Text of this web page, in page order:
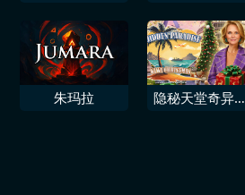
朱玛拉
隐秘天堂奇异果